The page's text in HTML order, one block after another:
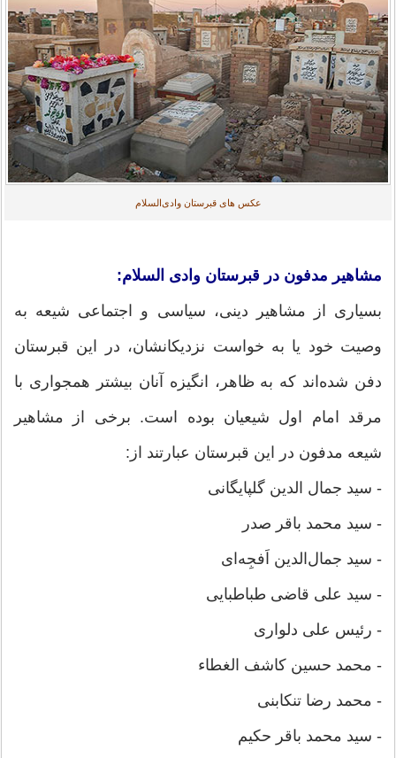
عکس های قبرستان وادی‌السلام
مشاهیر مدفون در قبرستان وادی السلام:
بسیاری از مشاهیر دینی، سیاسی و اجتماعی شیعه به
وصیت خود یا به خواست نزدیکانشان، در این قبرستان
دفن شده‌اند که به ظاهر، انگیزه آنان بیشتر همجواری با
مرقد امام اول شیعیان بوده است. برخی از مشاهیر
شیعه مدفون در این قبرستان عبارتند از:
- سید جمال الدین گلپایگانی
- سید محمد باقر صدر
- سید جمال‌الدین اَفجِه‌ای
- سید علی قاضی طباطبایی
- رئیس علی دلواری
- محمد حسین کاشف الغطاء
- محمد رضا تنکابنی
- سید محمد باقر حکیم